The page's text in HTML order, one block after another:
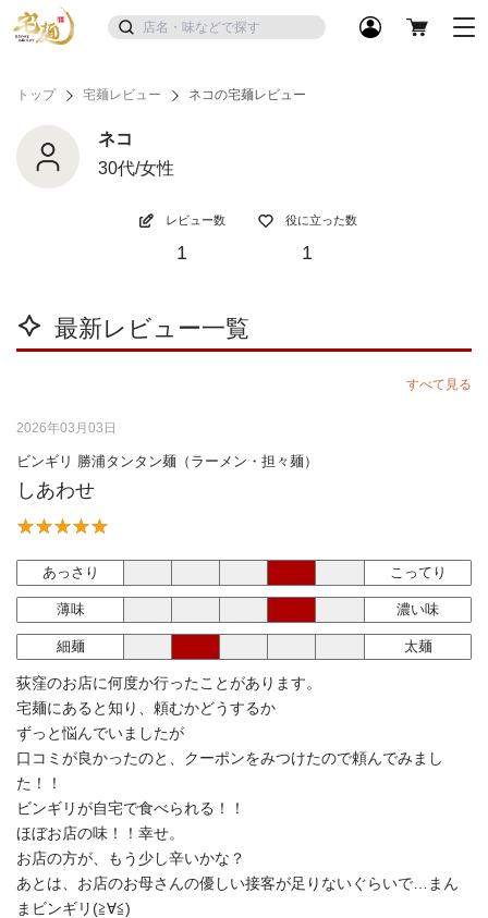
トップ 宅麺レビュー ネコの宅麺レビュー
ネコ
30代/女性
レビュー数
1
役に立った数
1
最新レビュー一覧
すべて見る
2026年03月03日
ビンギリ 勝浦タンタン麺（ラーメン・担々麺）
しあわせ
あっさり こってり
薄味 濃い味
細麺 太麺
荻窪のお店に何度か行ったことがあります。
宅麺にあると知り、頼むかどうするか
ずっと悩んでいましたが
口コミが良かったのと、クーポンをみつけたので頼んでみまし
た！！
ビンギリが自宅で食べられる！！
ほぼお店の味！！幸せ。
お店の方が、もう少し辛いかな？
あとは、お店のお母さんの優しい接客が足りないぐらいで…まん
まビンギリ(≧∀≦)